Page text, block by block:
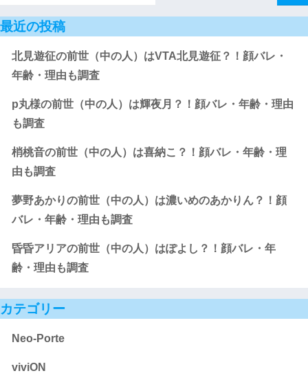
最近の投稿
北見遊征の前世（中の人）はVTA北見遊征？！顔バレ・
年齢・理由も調査
p丸様の前世（中の人）は輝夜月？！顔バレ・年齢・理由
も調査
梢桃音の前世（中の人）は喜納こ？！顔バレ・年齢・理
由も調査
夢野あかりの前世（中の人）は濃いめのあかりん？！顔
バレ・年齢・理由も調査
昏昏アリアの前世（中の人）はぽよし？！顔バレ・年
齢・理由も調査
カテゴリー
Neo-Porte
viviON